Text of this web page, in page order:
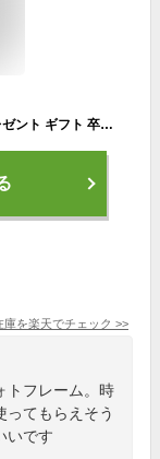
電波時計付きフォトフレーム MK03 -アルミP プレゼント ギフト 卒業記念 名入れ 1個から 卒業プレゼント 引退 卒団記念品 部活 フォトフレーム 時計 写真立て 写真入り 記念品 卒園 卒園記念品 卒団記念品 卓球 野球 サッカー 吹奏楽 卒業記念品 卒業 卒部 卒団 記念
庫を楽天でチェック >>
トフレーム。時
ってもらえそう
いです